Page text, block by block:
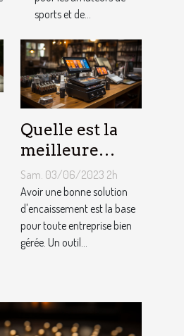
sports et de...
Quelle est la
meilleure
solution
d'encaissement
pour votre
entreprise ?
Sam. 03/06/2023 2h
Avoir une bonne solution
d'encaissement est la base
pour toute entreprise bien
gérée. Un outil...